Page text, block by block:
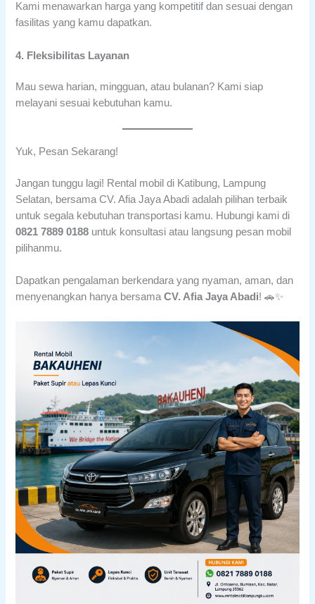
Kami menawarkan harga yang kompetitif dan sesuai dengan
fasilitas yang kamu dapatkan.
4. Fleksibilitas Layanan
Mau sewa harian, mingguan, atau bulanan? Kami siap
melayani sesuai kebutuhan kamu.
Yuk, Pesan Sekarang!
Jangan tunggu lagi! Rental mobil di Katibung, Lampung
Selatan, bersama CV. Afia Jaya Abadi adalah pilihan terbaik
untuk segala kebutuhan transportasi kamu. Hubungi kami di
0821 7889 0188 untuk konsultasi atau langsung pesan mobil
pilihanmu.
Dapatkan pengalaman berkendara yang nyaman, aman, dan
menyenangkan hanya bersamaCV. Afia Jaya Abadi! 🚗✨